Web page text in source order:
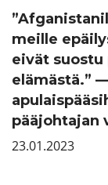
meille
eivät
elämästä.”
pääjohtajan
23.01.2023